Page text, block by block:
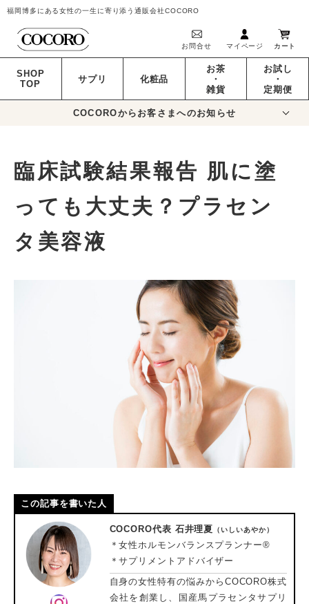
福岡博多にある女性の一生に寄り添う通販会社COCORO
お問合せ マイページ カート
SHOP
TOP
サプリ 化粧品
お茶
・
雑貨
お試し
・
定期便
COCOROからお客さまへのお知らせ
臨床試験結果報告 肌に塗
っても大丈夫？プラセン
タ美容液
この記事を書いた人
COCORO代表 石井理夏 （いしいあやか）
＊女性ホルモンバランスプランナー®
＊サプリメントアドバイザー
自身の女性特有の悩みからCOCORO株式
会社を創業し、国産馬プラセンタサプリ